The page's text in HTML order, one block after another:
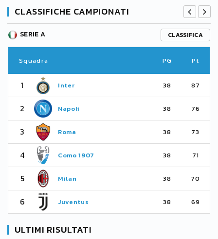
CLASSIFICHE CAMPIONATI
SERIE A CLASSIFICA
Squadra PG Pt
1 Inter 38 87
2 Napoli 38 76
3 Roma 38 73
4 Como 1907 38 71
5 Milan 38 70
6 Juventus 38 69
ULTIMI RISULTATI